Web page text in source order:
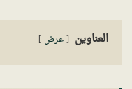
العناوين عرض